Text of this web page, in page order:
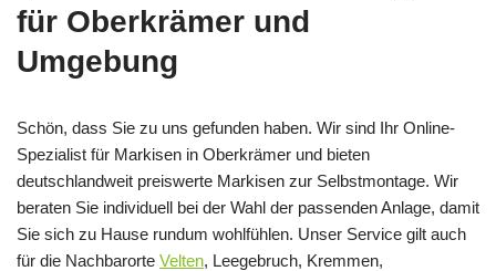
für Oberkrämer und
Umgebung
Schön, dass Sie zu uns gefunden haben. Wir sind Ihr Online-
Spezialist für Markisen in Oberkrämer und bieten
deutschlandweit preiswerte Markisen zur Selbstmontage. Wir
beraten Sie individuell bei der Wahl der passenden Anlage, damit
Sie sich zu Hause rundum wohlfühlen. Unser Service gilt auch
für die Nachbarorte Velten, Leegebruch, Kremmen,